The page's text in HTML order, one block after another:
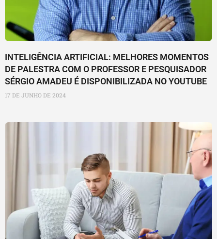
INTELIGÊNCIA ARTIFICIAL: MELHORES MOMENTOS
DE PALESTRA COM O PROFESSOR E PESQUISADOR
SÉRGIO AMADEU É DISPONIBILIZADA NO YOUTUBE
17 DE JUNHO DE 2024